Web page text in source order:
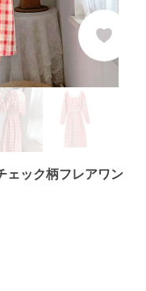
ェック柄フレアワン